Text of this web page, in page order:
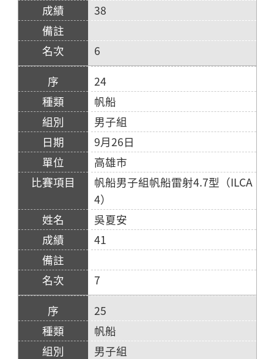
38
6
24
帆船
男子組
9月26日
高雄市
帆船男子組帆船雷射4.7型（ILCA
4）
吳夏安
41
7
25
帆船
男子組